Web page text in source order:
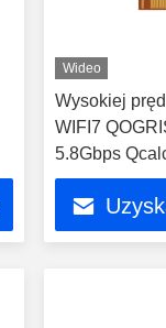
Wideo
Wysokiej
WIFI7
5.8Gbps
M.2 PCIe